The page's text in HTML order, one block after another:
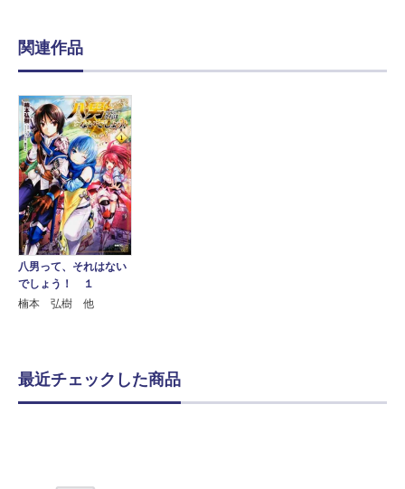
関連作品
八男って、それはない
でしょう！ １
楠本 弘樹 他
最近チェックした商品